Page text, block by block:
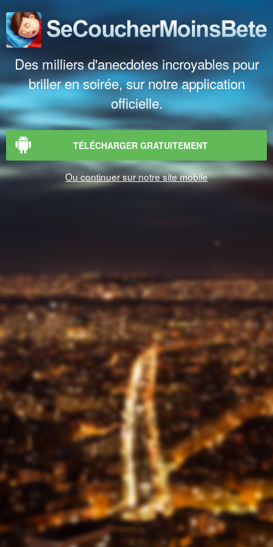
Des milliers d'anecdotes incroyables pour
briller en soirée, sur notre application
officielle.
TÉLÉCHARGER GRATUITEMENT
Ou continuer sur notre site mobile